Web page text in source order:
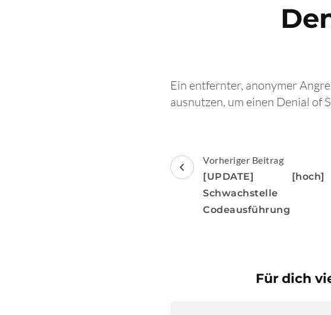
Ein entfernter, anonymer
ausnutzen, um einen Denial of
Beitragsnavigation
Vorheriger Beitrag
[UPDATE]
Schwachstelle
Codeausführung
Für dich